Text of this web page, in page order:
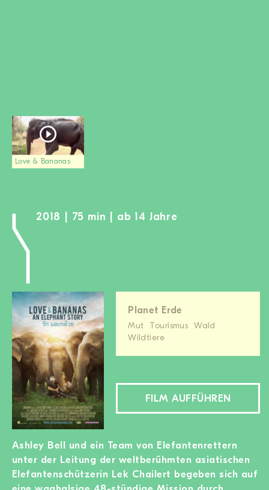
Love & Bananas
2018 | 75 min | ab 14 Jahre
Planet Erde
Mut Tourismus
Wald
Wildtiere
FILM AUFFÜHREN
Ashley Bell und ein Team von Elefantenrettern
unter der Leitung der weltberühmten asiatischen
Elefantenschützerin Lek Chailert begeben sich auf
Schulen
Medien
Film-Kits